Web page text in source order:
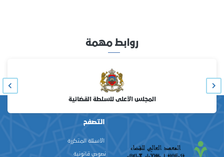
روابط مهمة
المجلس الأعلى للسلطة القضائية
التصفح
الأسئلة المتكررة
نصوص قانونية